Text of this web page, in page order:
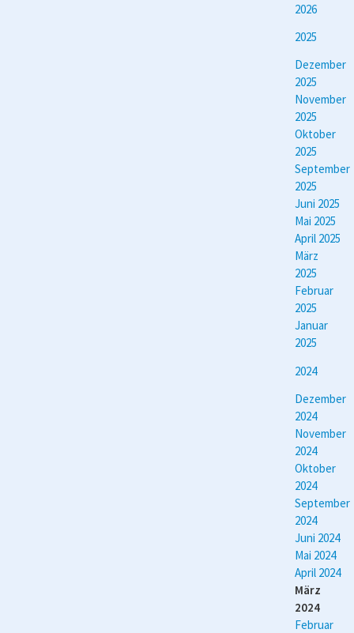
2026
2025
Dezember
2025
November
2025
Oktober
2025
September
2025
Juni 2025
Mai 2025
April 2025
März
2025
Februar
2025
Januar
2025
2024
Dezember
2024
November
2024
Oktober
2024
September
2024
Juni 2024
Mai 2024
April 2024
März
2024
Februar